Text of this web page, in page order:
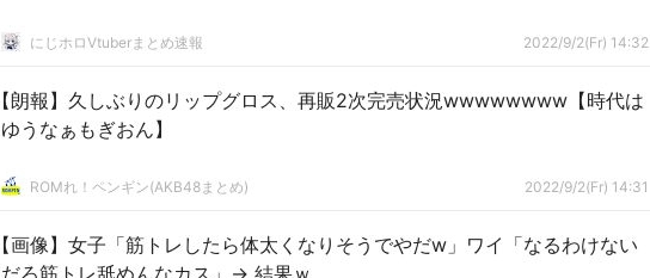
にじホロVtuberまとめ速報 2022/9/2(Fr) 14:32
【朗報】久しぶりのリップグロス、再販2次完売状況wwwwwwww【時代は
ゆうなぁもぎおん】
ROMれ！ペンギン(AKB48まとめ) 2022/9/2(Fr) 14:31
【画像】女子「筋トレしたら体太くなりそうでやだw」ワイ「なるわけない
だろ筋トレ舐めんなカス」→ 結果ｗ